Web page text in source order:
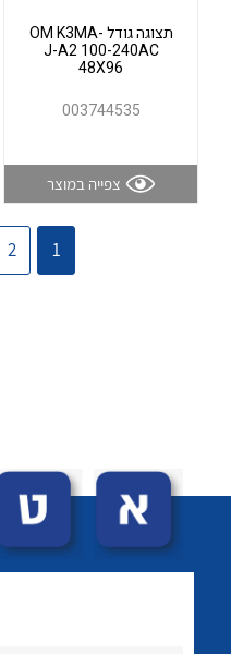
לכל מוצרי היצרן
לכל מוצרי היצרן
תצוגה גודל OM K3MA-
J-A2 100-240AC
48X96
003744535
צפייה במוצר
1
2